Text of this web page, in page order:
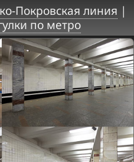
Покровская линия |
по метро